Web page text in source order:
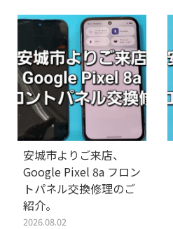
安城市よりご来店、
Google Pixel 8a フロン
トパネル交換修理のご
紹介。
2026.08.02